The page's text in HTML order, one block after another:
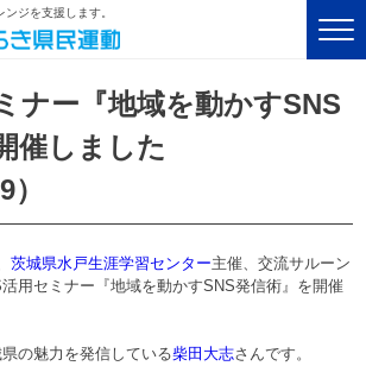
ジを支援します。
ナー『地域を動かすSNS
催しました
茨城県水戸生涯学習センター主催、交流サルーン
用セミナー『地域を動かすSNS発信術』を開催
の魅力を発信している柴田大志さんです。